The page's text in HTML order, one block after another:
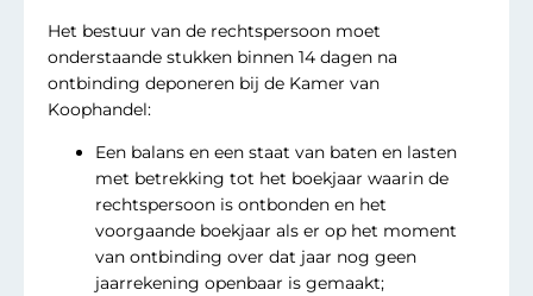
Het bestuur van de rechtspersoon moet
onderstaande stukken binnen 14 dagen na
ontbinding deponeren bij de Kamer van
Koophandel:
Een balans en een staat van baten en lasten
met betrekking tot het boekjaar waarin de
rechtspersoon is ontbonden en het
voorgaande boekjaar als er op het moment
van ontbinding over dat jaar nog geen
jaarrekening openbaar is gemaakt;